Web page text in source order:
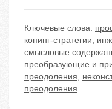
Ключевые слова:
копинг-стратегии,
смысловые
преобразующие и
преодоления,
преодоления